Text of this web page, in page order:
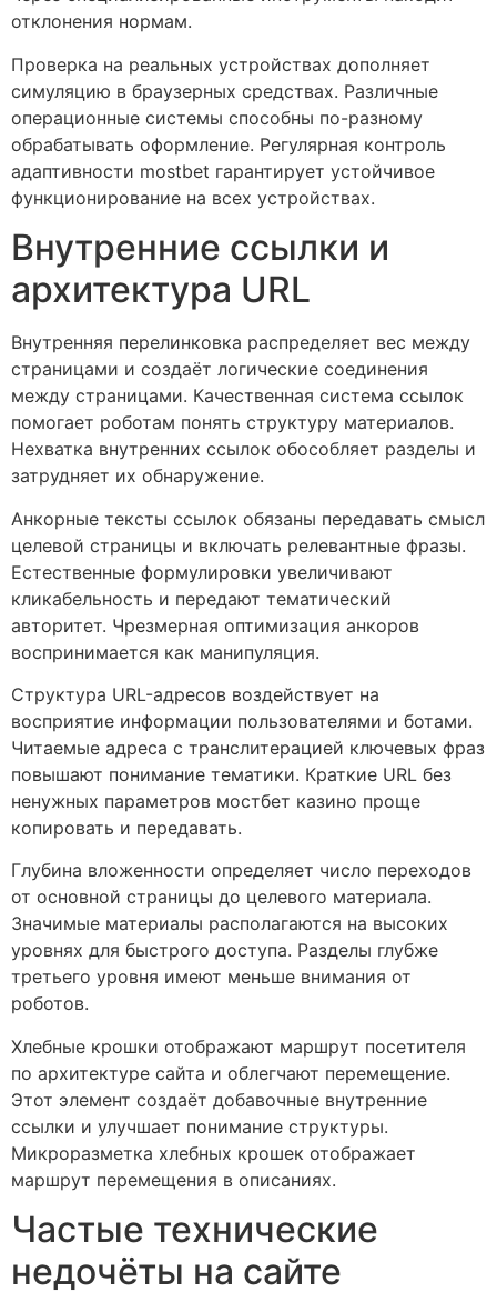
отклонения нормам.
Проверка на реальных устройствах дополняет
симуляцию в браузерных средствах. Различные
операционные системы способны по-разному
обрабатывать оформление. Регулярная контроль
адаптивности mostbet гарантирует устойчивое
функционирование на всех устройствах.
Внутренние ссылки и
архитектура URL
Внутренняя перелинковка распределяет вес между
страницами и создаёт логические соединения
между страницами. Качественная система ссылок
помогает роботам понять структуру материалов.
Нехватка внутренних ссылок обособляет разделы и
затрудняет их обнаружение.
Анкорные тексты ссылок обязаны передавать смысл
целевой страницы и включать релевантные фразы.
Естественные формулировки увеличивают
кликабельность и передают тематический
авторитет. Чрезмерная оптимизация анкоров
воспринимается как манипуляция.
Структура URL-адресов воздействует на
восприятие информации пользователями и ботами.
Читаемые адреса с транслитерацией ключевых фраз
повышают понимание тематики. Краткие URL без
ненужных параметров мостбет казино проще
копировать и передавать.
Глубина вложенности определяет число переходов
от основной страницы до целевого материала.
Значимые материалы располагаются на высоких
уровнях для быстрого доступа. Разделы глубже
третьего уровня имеют меньше внимания от
роботов.
Хлебные крошки отображают маршрут посетителя
по архитектуре сайта и облегчают перемещение.
Этот элемент создаёт добавочные внутренние
ссылки и улучшает понимание структуры.
Микроразметка хлебных крошек отображает
маршрут перемещения в описаниях.
Частые технические
недочёты на сайте